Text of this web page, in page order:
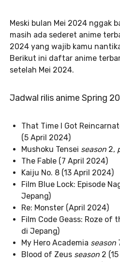
Meski bulan Mei 2024 nggak
masih ada sederet anime
2024 yang wajib kamu
Berikut ini daftar anime
setelah Mei 2024.
Jadwal rilis anime Spring
That Time I Got
(5 April 2024)
Mushoku Tensei season 2,
The Fable (7 April 2024)
Kaiju No. 8 (13 April 2024)
Film Blue Lock: Episode
Jepang)
Re: Monster (April 2024)
Film Code Geass: Roze of
di Jepang)
My Hero Academia season
Blood of Zeus season 2